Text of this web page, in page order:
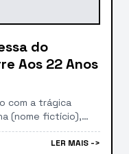
do
Aos 22 Anos
com a trágica
(nome fictício),
22 anos. O atleta,
ascensão noLER MAIS ->